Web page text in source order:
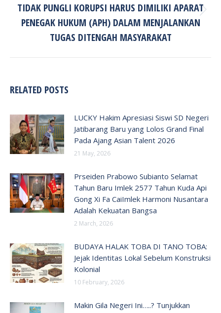
Next
post:
TIDAK PUNGLI KORUPSI HARUS DIMILIKI APARAT
PENEGAK HUKUM (APH) DALAM MENJALANKAN
TUGAS DITENGAH MASYARAKAT
RELATED POSTS
LUCKY Hakim Apresiasi Siswi SD Negeri
Jatibarang Baru yang Lolos Grand Final
Pada Ajang Asian Talent 2026
21 May, 2026
Prseiden Prabowo Subianto Selamat
Tahun Baru Imlek 2577 Tahun Kuda Api
Gong Xi Fa CaiImlek Harmoni Nusantara
Adalah Kekuatan Bangsa
2 March, 2026
BUDAYA HALAK TOBA DI TANO TOBA:
Jejak Identitas Lokal Sebelum Konstruksi
Kolonial
10 February, 2026
Makin Gila Negeri Ini…..? Tunjukkan